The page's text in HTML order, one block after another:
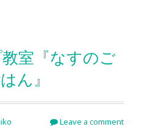
室『なすのご
ん』
Leave a comment